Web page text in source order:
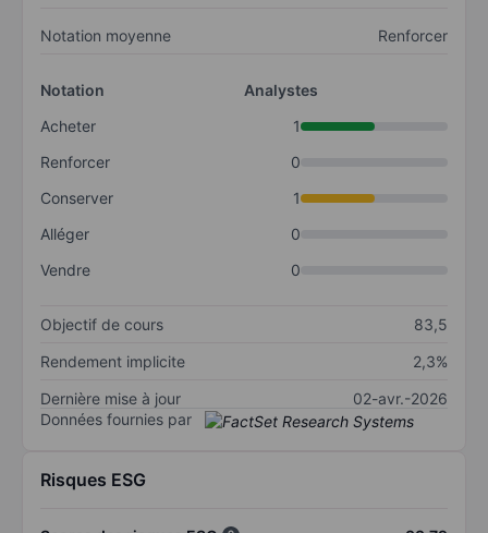
Notation moyenne Renforcer
Notation
Analystes
Acheter
1
Renforcer
0
Conserver
1
Alléger
0
Vendre
0
Objectif de cours
83,5
Rendement implicite
2,3%
Dernière mise à jour
02-avr.-2026
Données fournies par
Risques ESG